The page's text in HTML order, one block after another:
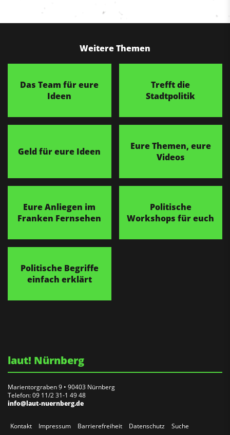
Weitere Themen
Das Team für eure
Ideen
Trefft die
Stadtpolitik
Geld für eure Ideen
Eure Themen, eure
Videos
Eure Anliegen im
Franken Fernsehen
Politische
Workshops für euch
Politische Begriffe
einfach erklärt
laut! Nürnberg
Marientorgraben 9 • 90403 Nürnberg
Telefon: 09 11/2 31-1 49 48
info@laut-nuernberg.de
Kontakt Impressum Barrierefreiheit Datenschutz Suche